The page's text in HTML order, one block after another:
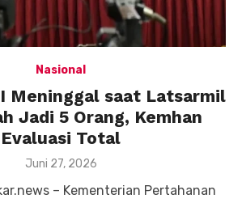
Nasional
Meninggal saat Latsarmil
Jadi 5 Orang, Kemhan
Evaluasi Total
Posted
Juni 27, 2026
– Kementerian Pertahanan